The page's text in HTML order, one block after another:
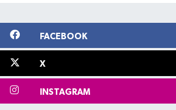
FACEBOOK
X
INSTAGRAM